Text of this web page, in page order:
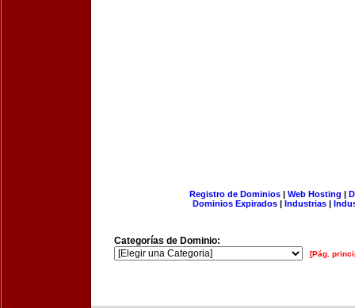
Registro de Dominios| Web Hosting |
Dominios Expirados | Industrias |
Categorías de Dominio:
[Pág.